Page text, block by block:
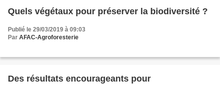
Quels végétaux pour préserver la biodiversité ?
Publié le 29/03/2019 à 09:03
Par AFAC-Agroforesterie
Des résultats encourageants pour